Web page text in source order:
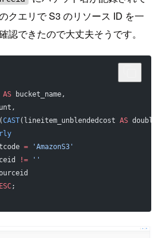
クエリで S3 のリソース ID を一
認できたので大丈夫そうです。
AS bucket_name,
(CAST(lineitem_unblendedcost AS
= 'AmazonS3'
!= ''
;